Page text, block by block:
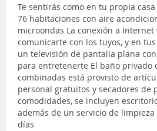
Te sentirás como en tu propia
76 habitaciones con aire
microondas La conexión a
comunicarte con los tuyos, y en
un televisión de pantalla plana
para entretenerte El baño privado
combinadas está provisto de
personal gratuitos y secadores de
comodidades, se incluyen
además de un servicio de
días